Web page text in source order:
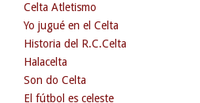
Celta Atletismo
Yo jugué en el Celta
Historia del R.C.Celta
Halacelta
Son do Celta
El fútbol es celeste